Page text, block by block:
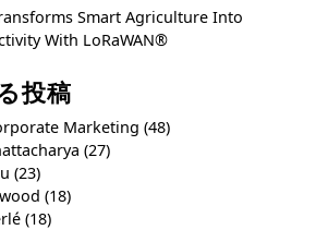
Smart Agriculture Into
With LoRaWAN®
投稿
Marketing(48)
(27)
(23)
(18)
(18)